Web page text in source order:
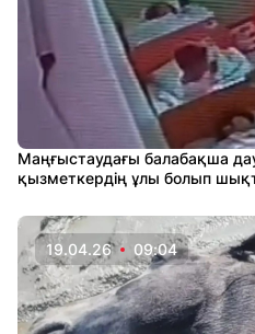
Маңғыстаудағы балабақша
қызметкердің ұлы болып
19.04.26 09:04